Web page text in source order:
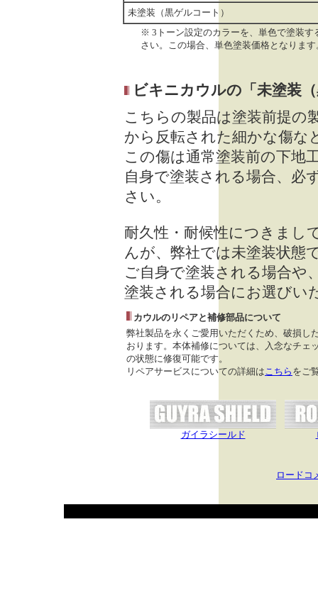
未塗装（黒ゲルコート）
※ 3トーン設定のカラーを、単色で塗装
さい。この場合、単色塗装価格となります
ビキニカウルの「未塗装
こちらの製品は塗装前提の
から反転された細かな傷な
この傷は通常塗装前の下地
自身で塗装される場合、必
さい。
耐久性・耐候性につきまし
んが、弊社では未塗装状態
ご自身で塗装される場合や
塗装される場合にお選びい
カウルのリペアと補修部品について
弊社製品を永くご愛用いただくため、破損し
おります。本体補修については、入念なチェ
の状態に修復可能です。
リペアサービスについての詳細はこちら をご
ガイラシールド
ロードコ